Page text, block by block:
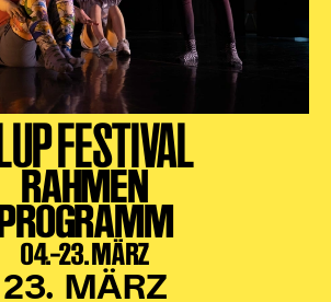
FESTIVAL
RAHMEN
04.–23. MÄRZ
23. MÄRZ